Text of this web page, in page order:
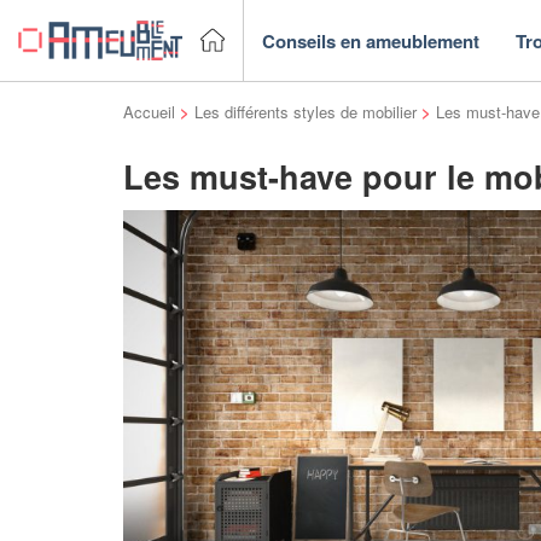
Conseils en ameublement
Accueil > Les différents styles de mobilier > Les must-
Les must-have pour le